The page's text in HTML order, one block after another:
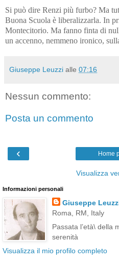
Si può dire Renzi più furbo? Ma
Buona Scuola è liberalizzarla. In
Montecitorio. Ma fanno finta di
un accenno, nemmeno ironico,
Giuseppe Leuzzi alle 07:16
Nessun commento:
Posta un commento
‹ Home
Visualizza
Informazioni personali
Giuseppe
Roma, RM, Italy
Passata l’età\ della
serenità
Visualizza il mio profilo completo